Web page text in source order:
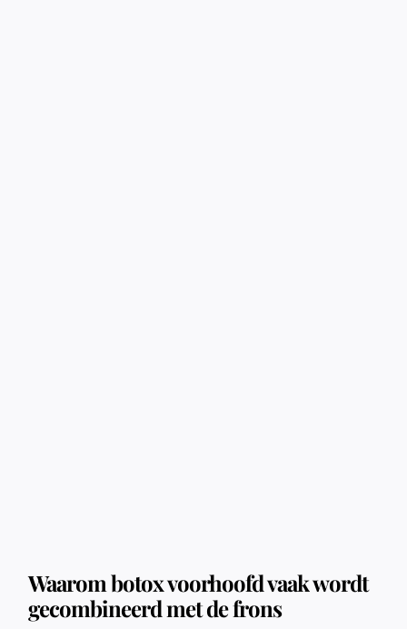
Waarom botox voorhoofd vaak wordt
gecombineerd met de frons